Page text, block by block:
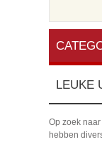
LEUKE
Op zoek
hebben